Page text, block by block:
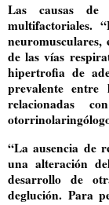
Las causas
multifactoriales.
de las vías
hipertrofia de
prevalente
relacionadas
“La ausencia de
una alteración
desarrollo de
deglución. Para